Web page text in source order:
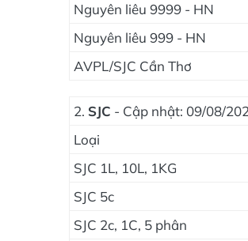
Nguyên liêu 9999 - HN
Nguyên liêu 999 - HN
AVPL/SJC Cần Thơ
2. SJC - Cập nhật: 09/08/
Loại
SJC 1L, 10L, 1KG
SJC 5c
SJC 2c, 1C, 5 phân